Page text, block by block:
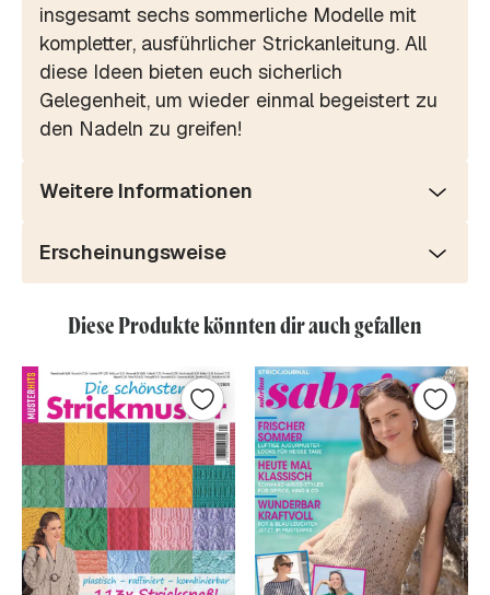
insgesamt sechs sommerliche Modelle mit
kompletter, ausführlicher Strickanleitung. All
diese Ideen bieten euch sicherlich
Gelegenheit, um wieder einmal begeistert zu
den Nadeln zu greifen!
Weitere Informationen
Erscheinungsweise
Diese Produkte könnten dir auch gefallen